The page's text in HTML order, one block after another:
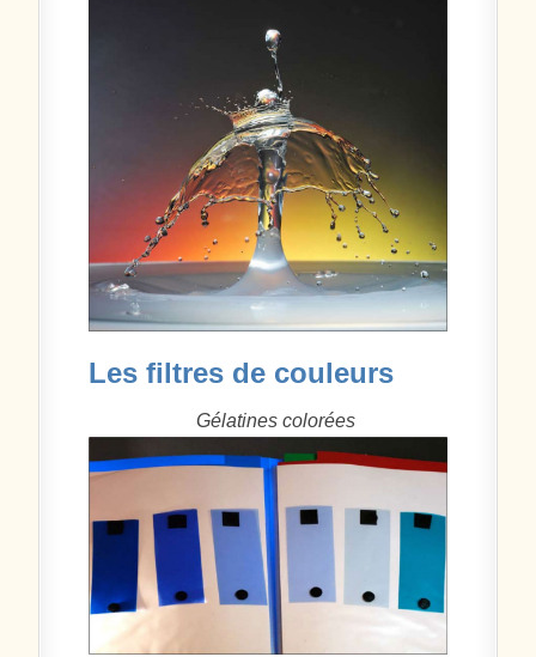
Les filtres de couleurs
Gélatines colorées